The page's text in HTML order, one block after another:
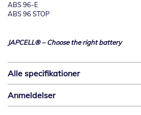
ABS 96-E
ABS 96 STOP
JAPCELL® – Choose the right battery
Alle specifikationer
Anmeldelser